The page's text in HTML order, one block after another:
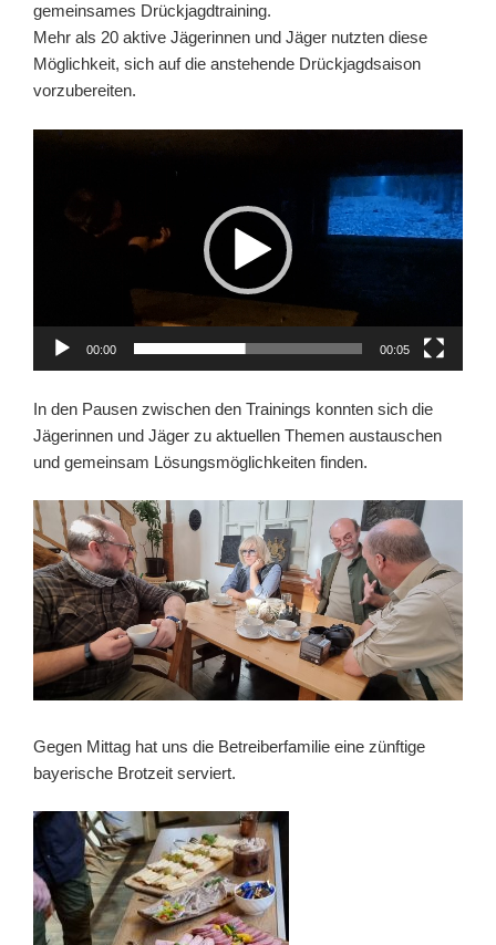
gemeinsames Drückjagdtraining.
Mehr als 20 aktive Jägerinnen und Jäger nutzten diese
Möglichkeit, sich auf die anstehende Drückjagdsaison
vorzubereiten.
00:00 00:05
In den Pausen zwischen den Trainings konnten sich die
Jägerinnen und Jäger zu aktuellen Themen austauschen
und gemeinsam Lösungsmöglichkeiten finden.
Gegen Mittag hat uns die Betreiberfamilie eine zünftige
bayerische Brotzeit serviert.